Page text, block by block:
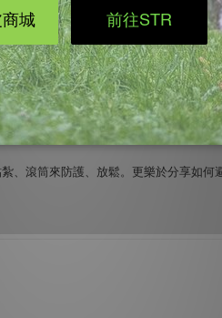
的關節之一，一旦訓練起來，
、滾筒來防護、放鬆。更樂於分享如何